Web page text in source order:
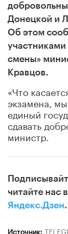
Донецкой и
Об этом
смены»
Кравцов.
«Что
экзамена,
единый
сдавать
министр.
читайте нас
Яндекс.Дзен.
Источник: